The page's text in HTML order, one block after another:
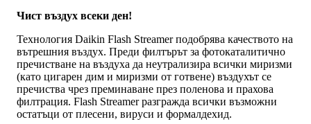
Чист въздух всеки ден!
Технология Daikin Flash Streamer подобрява качеството на
вътрешния въздух. Преди филтърът за фотокаталитично
пречистване на въздуха да неутрализира всички миризми
(като цигарен дим и миризми от готвене) въздухът се
пречиства чрез преминаване през поленова и прахова
филтрация. Flash Streamer разгражда всички възможни
остатъци от плесени, вируси и формалдехид.